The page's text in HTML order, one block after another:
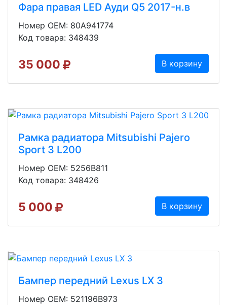
Фара правая LED Ауди Q5 2017-н.в
Номер OEM: 80A941774
Код товара: 348439
35 000 В корзину
Рамка радиатора Mitsubishi Pajero
Sport 3 L200
Номер OEM: 5256B811
Код товара: 348426
5 000 В корзину
Бампер передний Lexus LX 3
Номер OEM: 521196B973